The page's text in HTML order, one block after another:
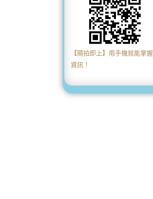
【隨拍即上】用手機就能掌握
資訊！